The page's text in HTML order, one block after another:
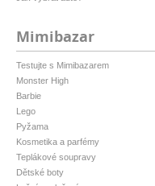
Mimibazar
Testujte s Mimibazarem
Monster High
Barbie
Lego
Pyžama
Kosmetika a parfémy
Teplákové soupravy
Dětské boty